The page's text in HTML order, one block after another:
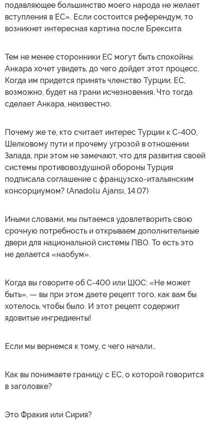
подавляющее большинство моего народа не желает
вступления в ЕС». Если состоится референдум, то
возникнет интересная картина после Брексита.
Тем не менее сторонники ЕС могут быть спокойны.
Анкара хочет увидеть, до чего дойдет этот процесс.
Когда им придется принять членство Турции, ЕС,
возможно, будет на грани исчезновения. Что тогда
сделает Анкара, неизвестно.
Почему же те, кто считает интерес Турции к С-400,
Шелковому пути и прочему угрозой в отношении
Запада, при этом не замечают, что для развития своей
системы противовоздушной обороны Турция
подписала соглашение с французско-итальянским
консорциумом? (Anadolu Ajansı, 14.07)
Иными словами, мы пытаемся удовлетворить свою
срочную потребность и открываем дополнительные
двери для национальной системы ПВО. То есть это
не делается «наобум».
Когда вы говорите об С-400 или ШОС: «Не может
быть», — вы при этом даете рецепт того, как вам бы
хотелось, чтобы было. И этот рецепт содержит
ядовитые ингредиенты!
Если мы вернемся к тому, с чего начали…
Как вы понимаете границу с ЕС, о которой говорится
в заголовке?
Это Фракия или Сирия?